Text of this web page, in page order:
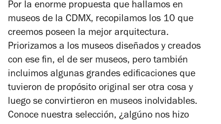
Por la enorme propuesta que hallamos en
museos de la CDMX, recopilamos los 10 que
creemos poseen la mejor arquitectura.
Priorizamos a los museos diseñados y creados
con ese fin, el de ser museos, pero también
incluimos algunas grandes edificaciones que
tuvieron de propósito original ser otra cosa y
luego se convirtieron en museos inolvidables.
Conoce nuestra selección, ¿algúno nos hizo